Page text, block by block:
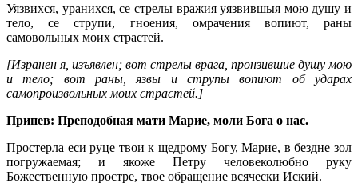
Уязвихся, уранихся, се стрелы вражия уязвившыя мою душу и
тело, се струпи, гноения, омрачения вопиют, раны
самовольных моих страстей.
[Изранен я, изъявлен; вот стрелы врага, пронзившие душу мою
и тело; вот раны, язвы и струпы вопиют об ударах
самопроизвольных моих страстей.]
Припев: Преподобная мати Марие, моли Бога о нас.
Простерла еси руце твои к щедрому Богу, Марие, в бездне зол
погружаемая; и якоже Петру человеколюбно руку
Божественную простре, твое обращение всячески Иский.